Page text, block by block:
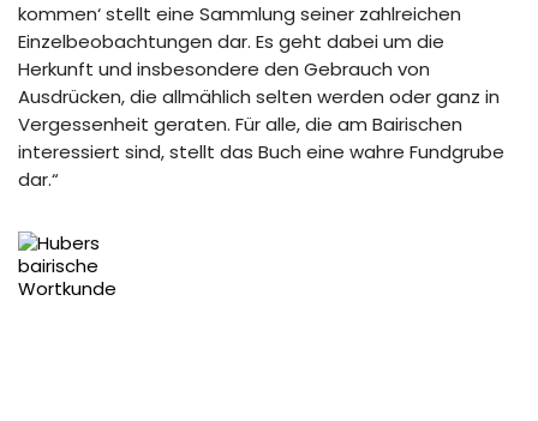
kommen‘ stellt eine Sammlung seiner zahlreichen
Einzelbeobachtungen dar. Es geht dabei um die
Herkunft und insbesondere den Gebrauch von
Ausdrücken, die allmählich selten werden oder ganz in
Vergessenheit geraten. Für alle, die am Bairischen
interessiert sind, stellt das Buch eine wahre Fundgrube
dar.“